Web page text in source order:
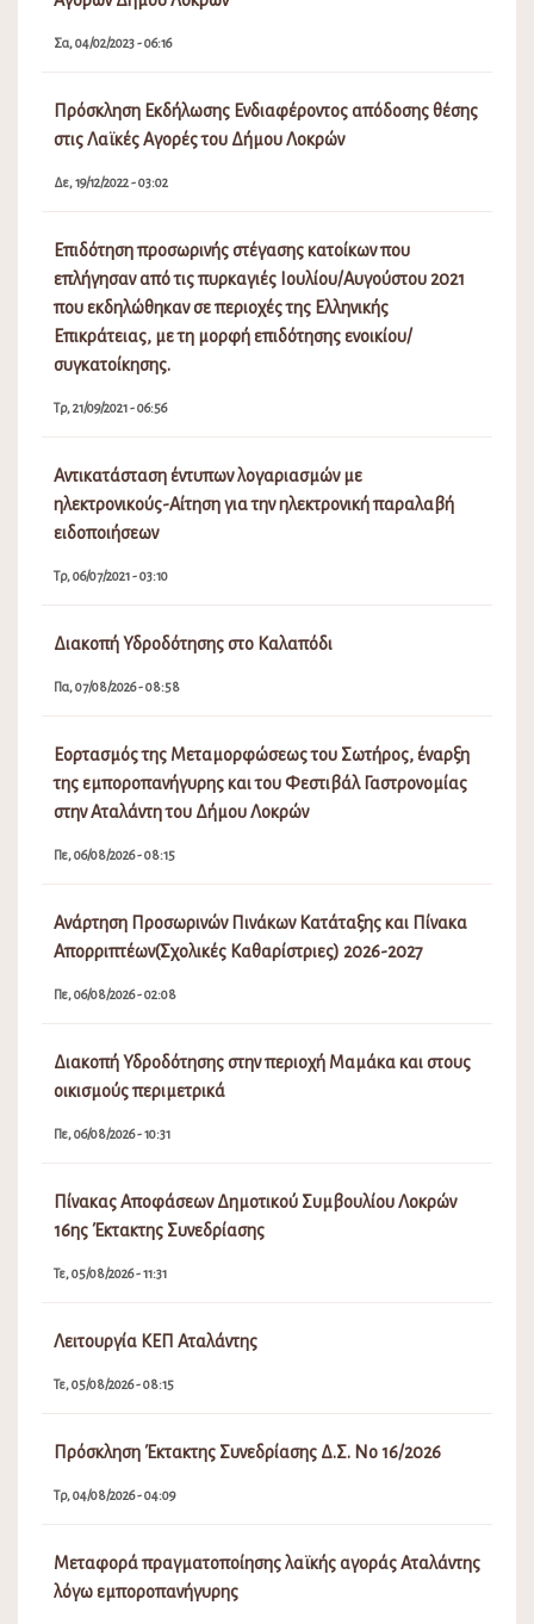
Σα, 04/02/2023 - 06:16
Πρόσκληση Εκδήλωσης Ενδιαφέροντος απόδοσης θέσης
στις Λαϊκές Αγορές του Δήμου Λοκρών
Δε, 19/12/2022 - 03:02
Επιδότηση προσωρινής στέγασης κατοίκων που
επλήγησαν από τις πυρκαγιές Ιουλίου/Αυγούστου 2021
που εκδηλώθηκαν σε περιοχές της Ελληνικής
Επικράτειας, με τη μορφή επιδότησης ενοικίου/
συγκατοίκησης.
Τρ, 21/09/2021 - 06:56
Αντικατάσταση έντυπων λογαριασμών με
ηλεκτρονικούς-Αίτηση για την ηλεκτρονική παραλαβή
ειδοποιήσεων
Τρ, 06/07/2021 - 03:10
Διακοπή Υδροδότησης στο Καλαπόδι
Πα, 07/08/2026 - 08:58
Εορτασμός της Μεταμορφώσεως του Σωτήρος, έναρξη
της εμποροπανήγυρης και του Φεστιβάλ Γαστρονομίας
στην Αταλάντη του Δήμου Λοκρών
Πε, 06/08/2026 - 08:15
Ανάρτηση Προσωρινών Πινάκων Κατάταξης και Πίνακα
Απορριπτέων(Σχολικές Καθαρίστριες) 2026-2027
Πε, 06/08/2026 - 02:08
Διακοπή Υδροδότησης στην περιοχή Μαμάκα και στους
οικισμούς περιμετρικά
Πε, 06/08/2026 - 10:31
Πίνακας Αποφάσεων Δημοτικού Συμβουλίου Λοκρών
16ης Έκτακτης Συνεδρίασης
Τε, 05/08/2026 - 11:31
Λειτουργία ΚΕΠ Αταλάντης
Τε, 05/08/2026 - 08:15
Πρόσκληση Έκτακτης Συνεδρίασης Δ.Σ. Νο 16/2026
Τρ, 04/08/2026 - 04:09
Μεταφορά πραγματοποίησης λαϊκής αγοράς Αταλάντης
λόγω εμποροπανήγυρης